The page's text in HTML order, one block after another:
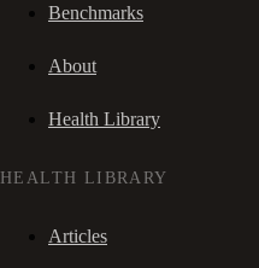
Benchmarks
About
Health Library
HEALTH LIBRARY
Articles